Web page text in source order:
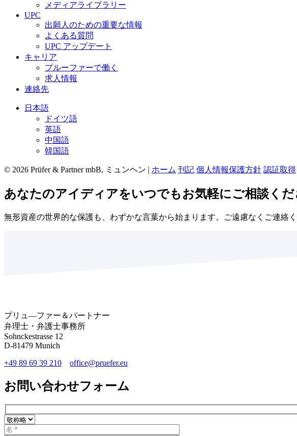
メディアライブラリー
UPC
出願人のための重要な情報
よくある質問
UPC アップデート
キャリア
プルーファーで働く
求人情報
連絡先
日本語
ドイツ語
英語
中国語
韓国語
© 2026 Prüfer & Partner mbB, ミュンヘン | ホーム 刊記 個人情報保護方針 認証取得
あなたのアイディアをいつでもお気軽にご相談くだ
無形資産の世界的な保護も、わずかな言葉から始まります。ご遠慮なくご連絡く
プリュ―ファー＆パートナー
弁理士・弁護士事務所
Sohnckestrasse 12
D-81479 Munich
+49 89 69 39 210
office@pruefer.eu
お問い合わせフォーム